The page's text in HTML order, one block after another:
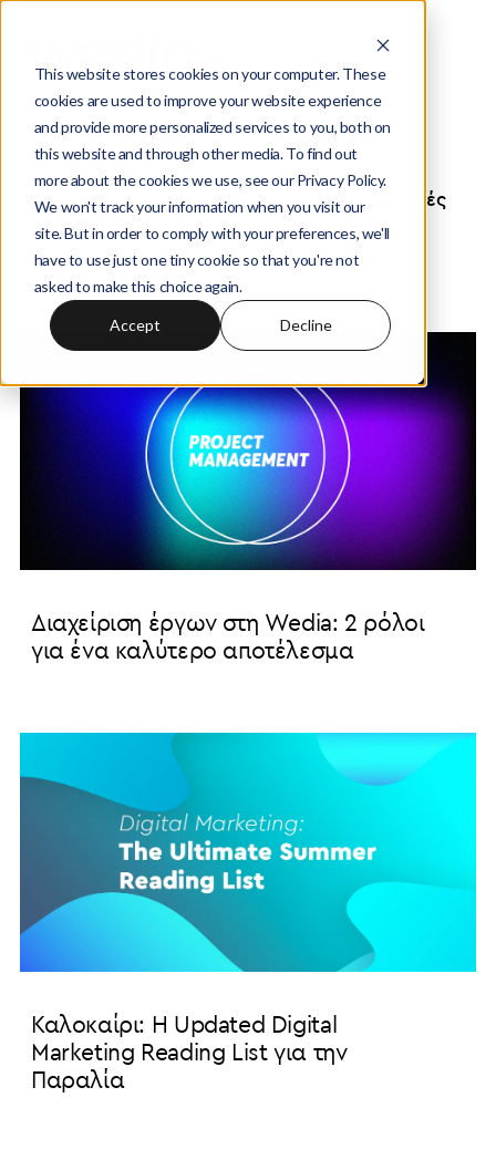
This website stores cookies on your computer. These
cookies are used to improve your website experience
and provide more personalized services to you, both on
this website and through other media. To find out
more about the cookies we use, see our Privacy Policy.
We won't track your information when you visit our
site. But in order to comply with your preferences, we'll
have to use just one tiny cookie so that you're not
asked to make this choice again.
Accept Decline
Wedia Digital Marketing Agency -
Academy Blog
400+ άρθρα με άμεσα εφαρμόσιμες συμβουλές
Ιστοσελίδας, Κατασκευή eShops και Digital
Marketing ενέργειες
Διαχείριση έργων στη Wedia: 2 ρόλοι
για ένα καλύτερο αποτέλεσμα
Καλοκαίρι: Η Updated Digital
Marketing Reading List για την
Παραλία